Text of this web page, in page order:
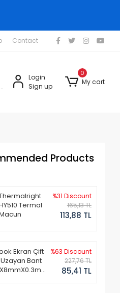
Contact
Select Region
Login
Sign up
0
My cart
Products
Termal
%31 Discount
165,13 TL
113,88 TL
Ekran Çift
Uzayan Bant
%63 Discount
227,76 TL
85,41 TL